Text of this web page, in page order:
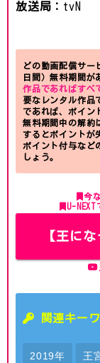
放送局： tvN
どの動画配信サー
日間）無料期間が
作品であればすべ
要なレンタル作品
であれば、ポイン
無料期間中の解約
するとポイントが
ポイント付与など
しょう。
今
U-
【王に
関連キー
2019年 王